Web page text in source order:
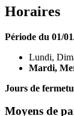
Horaires
Période du 01/
Lundi,
Mardi,
Jours de
Moyens de